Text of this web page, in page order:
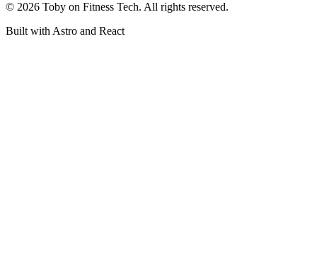
© 2026 Toby on Fitness Tech. All rights reserved.
Built with Astro and React